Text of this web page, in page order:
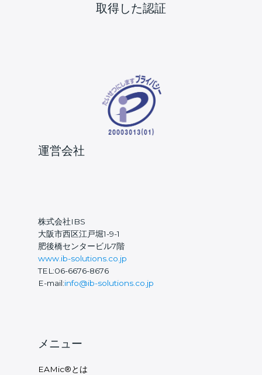
取得した認証
運営会社
株式会社IBS
大阪市西区江戸堀1-9-1
肥後橋センタービル7階
www.ib-solutions.co.jp
TEL:06-6676-8676
E-mail:info@ib-solutions.co.jp
メニュー
EAMic®とは